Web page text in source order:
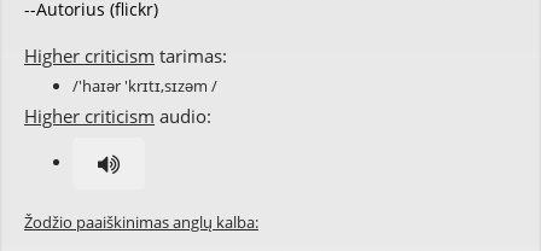
--Autorius (flickr)
Higher criticism tarimas:
/'haɪər 'krɪtɪ,sɪzəm /
Higher criticism audio:
Žodžio paaiškinimas anglų kalba: